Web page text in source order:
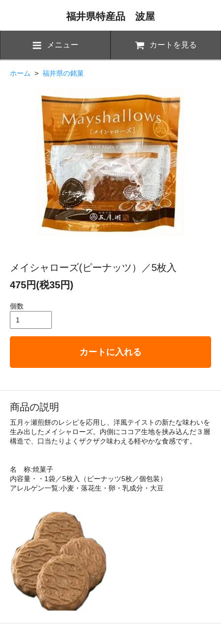
福井県特産品 波屋
メニュー カートを見る
ホーム > 福井県の銘菓
メイシャローズ(ピーナッツ）／5枚入
475円(税35円)
個数
カートに入れる
商品の説明
五月ヶ瀬煎餅のレシピを応用し、洋風テイストの新たな味わいを
生み出したメイシャローズ。内側にココア生地を挟み込んだ３層
構造で、口当たりよくザクザク味わえる軽やかな食感です。
名 称:焼菓子
内容量・・1袋／5枚入（ピーナッツ5枚／個包装）
アレルゲン一覧:小麦・落花生・卵・乳成分・大豆